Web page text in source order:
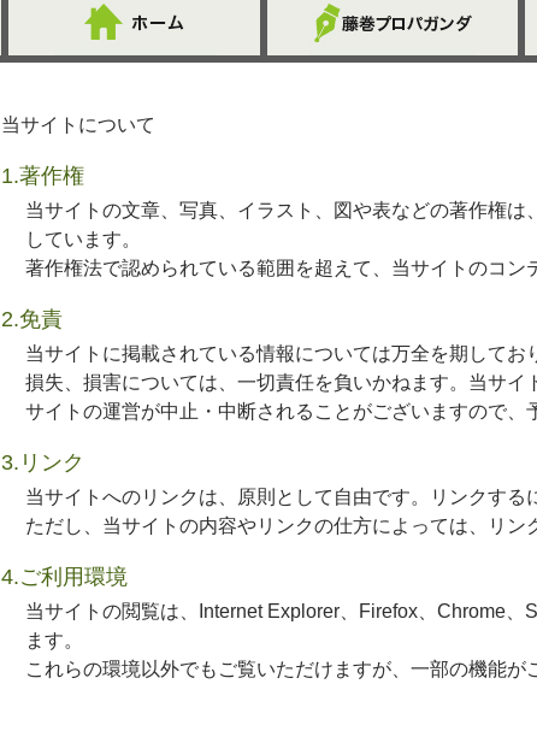
当サイトについて
1.著作権
当サイトの文章、写真、イラスト、図や表などの著作権
しています。
著作権法で認められている範囲を超えて、当サイトのコン
2.免責
当サイトに掲載されている情報については万全を期して
損失、損害については、一切責任を負いかねます。当サ
サイトの運営が中止・中断されることがございますので、
3.リンク
当サイトへのリンクは、原則として自由です。リンクする
ただし、当サイトの内容やリンクの仕方によっては、リン
4.ご利用環境
当サイトの閲覧は、Internet Explorer、Firefox、Chrome
ます。
これらの環境以外でもご覧いただけますが、一部の機能